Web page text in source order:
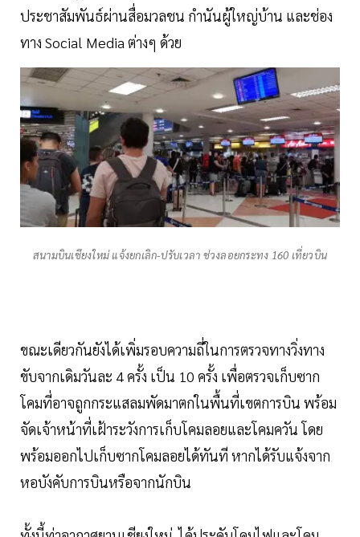
ประชาสัมพันธ์ผ่านสื่อมวลชน กำนันผู้ใหญ่บ้าน และช่อง
ทาง Social Media ต่างๆ ด้วย
สนามบินเชียงใหม่ แจ้งยกเลิก-ปรับเวลา ช่วงลอยกระทง 160 เที่ยวบิน
ขณะเดียวกันยังได้เพิ่มรอบความถี่ในการตรวจทางวิ่งทาง
ขับจากเดิมวันละ 4 ครั้ง เป็น 10 ครั้ง เพื่อตรวจเก็บซาก
โคมที่อาจถูกกระแสลมพัดมาตกในพื้นที่เขตการบิน พร้อม
จัดเจ้าหน้าที่เฝ้าระวังการเก็บโคมลอยและโคมควัน โดย
พร้อมออกไปเก็บซากโคมลอยได้ทันที หากได้รับแจ้งจาก
หอบังคับการบินหรือจากนักบิน